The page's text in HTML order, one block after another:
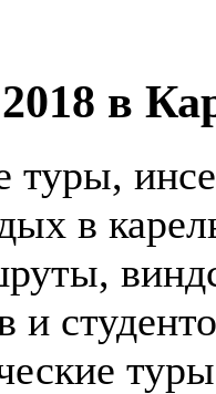
в
туры,
в
и